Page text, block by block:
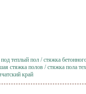
теплый пол / стяжка
стяжка полов / стяжка пола
край